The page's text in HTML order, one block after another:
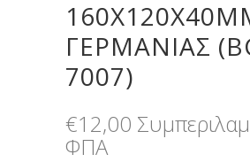
ΓΕΡΜΑΝΊΑΣ
7007)
€12,00
ΦΠΑ